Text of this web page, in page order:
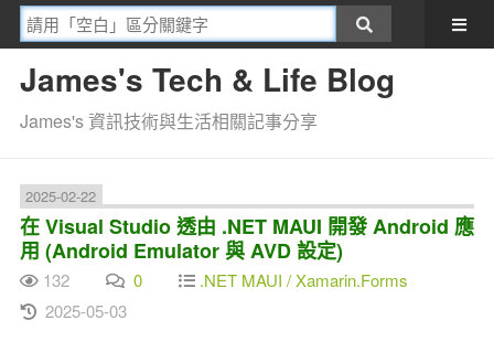
James's Tech & Life Blog
James's 資訊技術與生活相關記事分享
2025-02-22
在 Visual Studio 透由 .NET MAUI 開發 Android 應
用 (Android Emulator 與 AVD 設定)
132 0
.NET MAUI / Xamarin.Forms
2025-05-03